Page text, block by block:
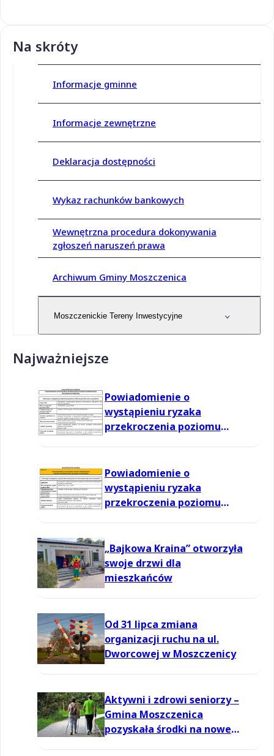
Na skróty
Informacje gminne
Informacje zewnętrzne
Deklaracja dostępności
Wykaz rachunków bankowych
Wewnętrzna procedura dokonywania
zgłoszeń naruszeń prawa
Archiwum Gminy Moszczenica
Moszczenickie Tereny Inwestycyjne
Najważniejsze
Powiadomienie o
wystąpieniu ryzaka
przekroczenia poziomu
Powiadomienie o
wystąpieniu ryzaka
przekroczenia poziomu
„Bajkowa Kraina” otworzyła
swoje drzwi dla
mieszkańców
Od 31 lipca zmiana
organizacji ruchu na ul.
Dworcowej w Moszczenicy
Aktywni i zdrowi seniorzy –
Gmina Moszczenica
pozyskała środki na nowe